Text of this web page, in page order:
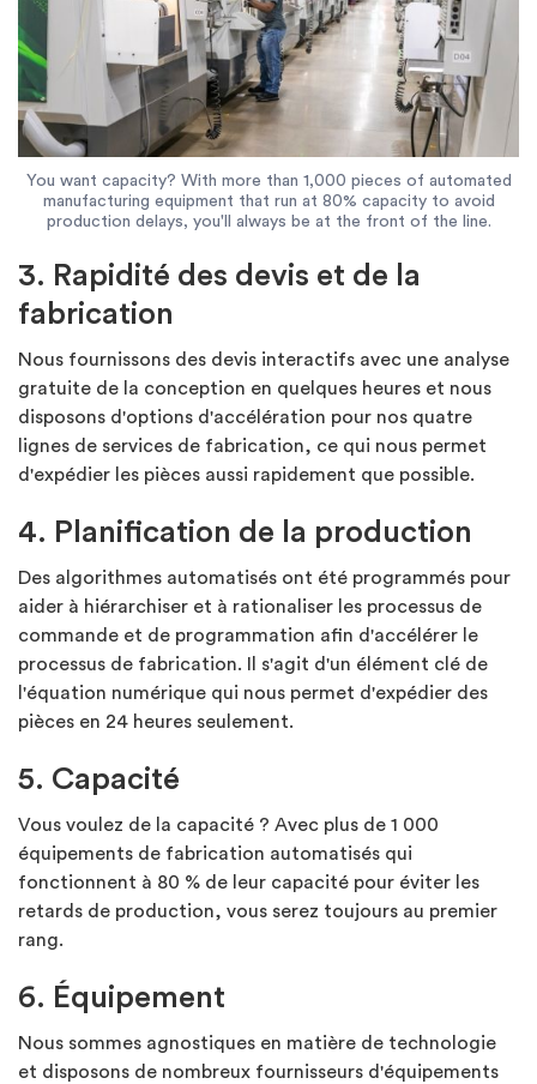
You want capacity? With more than 1,000 pieces of automated
manufacturing equipment that run at 80% capacity to avoid
production delays, you'll always be at the front of the line.
3. Rapidité des devis et de la
fabrication
Nous fournissons des devis interactifs avec une analyse
gratuite de la conception en quelques heures et nous
disposons d'options d'accélération pour nos quatre
lignes de services de fabrication, ce qui nous permet
d'expédier les pièces aussi rapidement que possible.
4. Planification de la production
Des algorithmes automatisés ont été programmés pour
aider à hiérarchiser et à rationaliser les processus de
commande et de programmation afin d'accélérer le
processus de fabrication. Il s'agit d'un élément clé de
l'équation numérique qui nous permet d'expédier des
pièces en 24 heures seulement.
5. Capacité
Vous voulez de la capacité ? Avec plus de 1 000
équipements de fabrication automatisés qui
fonctionnent à 80 % de leur capacité pour éviter les
retards de production, vous serez toujours au premier
rang.
6. Équipement
Nous sommes agnostiques en matière de technologie
et disposons de nombreux fournisseurs d'équipements